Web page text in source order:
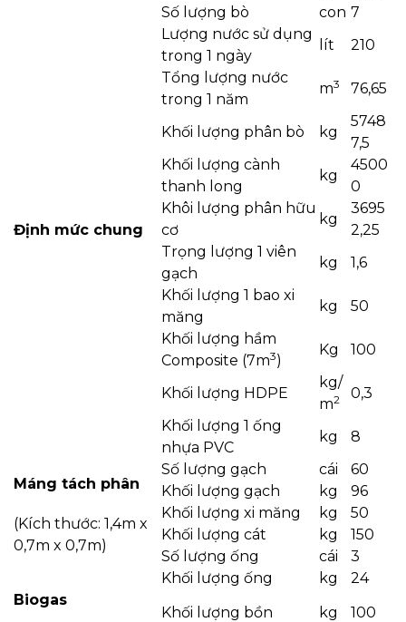
Định mức chung
Số lượng bò con 7
Lượng nước sử dụng
trong 1 ngày
lít
210
Tổng lượng nước
trong 1 năm
m3 76,65
Khối lượng phân bò kg
5748
7,5
Khối lượng cành
thanh long
kg
4500
0
Khôi lượng phân hữu
cơ
kg
3695
2,25
Trọng lượng 1 viên
gạch
kg
1,6
Khối lượng 1 bao xi
măng
kg
50
Khối lượng hầm
Composite (7m3)
Kg 100
Khối lượng HDPE
kg/
m2
0,3
Khối lượng 1 ống
nhựa PVC
kg 8
Máng tách phân
(Kích thước: 1,4m x
0,7m x 0,7m)
Số lượng gạch cái
60
Khối lượng gạch
kg
96
Khối lượng xi măng
kg
50
Khối lượng cát
kg
150
Số lượng ống
cái
3
Khối lượng ống
kg
24
Biogas
Khối lượng bồn kg 100